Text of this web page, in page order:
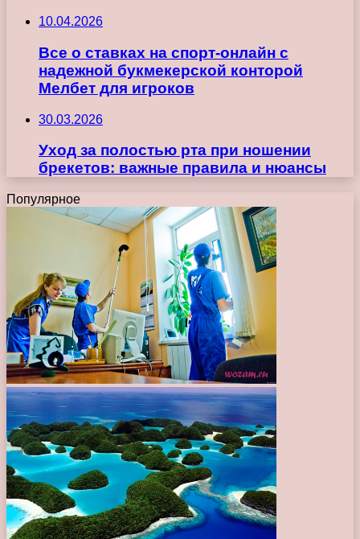
10.04.2026
Все о ставках на спорт-онлайн с
надежной букмекерской конторой
Мелбет для игроков
30.03.2026
Уход за полостью рта при ношении
брекетов: важные правила и нюансы
Популярное